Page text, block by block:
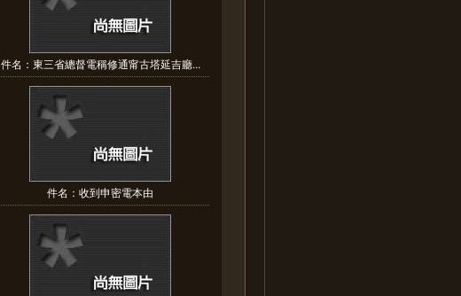
件名：東三省總督電稱修通甯古塔延吉廳...
件名：收到申密電本由